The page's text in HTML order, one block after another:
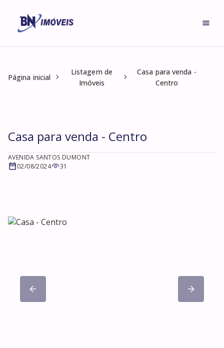
Página inicial
Listagem de
Imóveis
Casa para venda -
Centro
Casa para venda - Centro
AVENIDA SANTOS DUMONT
02/08/2024
31